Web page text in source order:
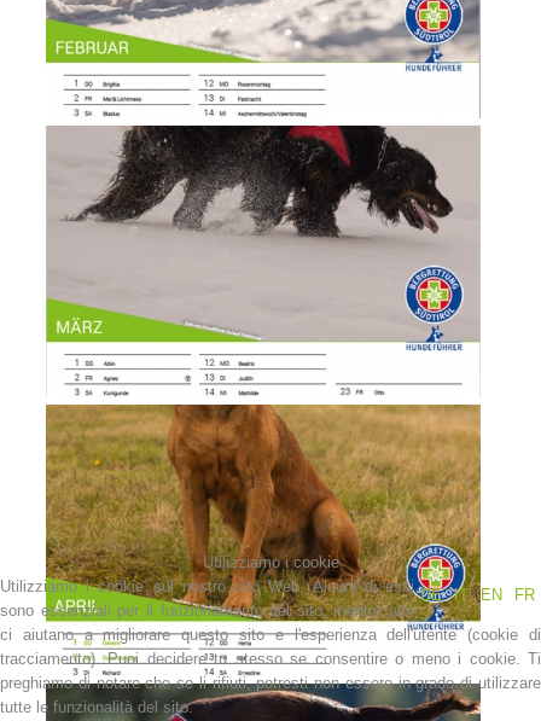
Richiesta di soccorso
Utilizziamo i cookie
DE
IT EN FR
Utilizziamo i cookie sul nostro sito Web. Alcuni di essi
sono essenziali per il funzionamento del sito, mentre altri
ci aiutano a migliorare questo sito e l'esperienza dell'utente (cookie di
tracciamento). Puoi decidere tu stesso se consentire o meno i cookie. Ti
preghiamo di notare che se li rifiuti, potresti non essere in grado di utilizzare
tutte le funzionalità del sito.